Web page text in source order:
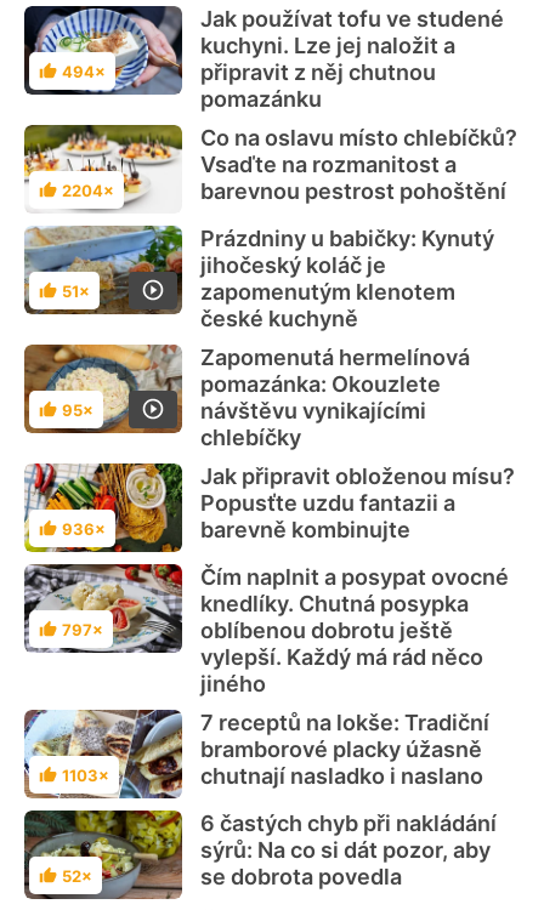
Hodnocení
494×
Jak používat tofu ve studené
kuchyni. Lze jej naložit a
připravit z něj chutnou
pomazánku
Hodnocení
2204×
Co na oslavu místo chlebíčků?
Vsaďte na rozmanitost a
barevnou pestrost pohoštění
Hodnocení
51×
Prázdniny u babičky: Kynutý
jihočeský koláč je
zapomenutým klenotem
české kuchyně
Hodnocení
95×
Zapomenutá hermelínová
pomazánka: Okouzlete
návštěvu vynikajícími
chlebíčky
Hodnocení
936×
Jak připravit obloženou mísu?
Popusťte uzdu fantazii a
barevně kombinujte
Hodnocení
797×
Čím naplnit a posypat ovocné
knedlíky. Chutná posypka
oblíbenou dobrotu ještě
vylepší. Každý má rád něco
jiného
Hodnocení
1103×
7 receptů na lokše: Tradiční
bramborové placky úžasně
chutnají nasladko i naslano
Hodnocení
52×
6 častých chyb při nakládání
sýrů: Na co si dát pozor, aby
se dobrota povedla